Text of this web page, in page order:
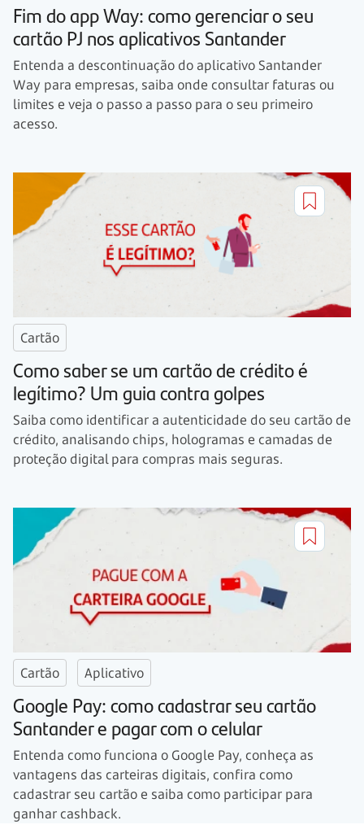
Fim do app Way: como gerenciar o seu
cartão PJ nos aplicativos Santander
Entenda a descontinuação do aplicativo Santander
Way para empresas, saiba onde consultar faturas ou
limites e veja o passo a passo para o seu primeiro
acesso.
Cartão
Como saber se um cartão de crédito é
legítimo? Um guia contra golpes
Saiba como identificar a autenticidade do seu cartão de
crédito, analisando chips, hologramas e camadas de
proteção digital para compras mais seguras.
Cartão Aplicativo
Google Pay: como cadastrar seu cartão
Santander e pagar com o celular
Entenda como funciona o Google Pay, conheça as
vantagens das carteiras digitais, confira como
cadastrar seu cartão e saiba como participar para
ganhar cashback.